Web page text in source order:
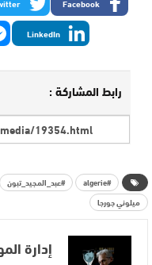
LinkedIn
رابط المشاركة :
#algerie #عبد_المجيد_تبون
ميلوني جورجا
إدارة